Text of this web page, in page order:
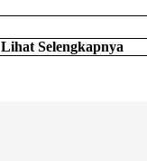
Lihat Selengkapnya